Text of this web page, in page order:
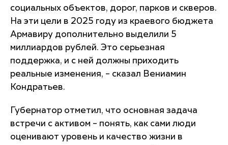
социальных объектов, дорог, парков и скверов.
На эти цели в 2025 году из краевого бюджета
Армавиру дополнительно выделили 5
миллиардов рублей. Это серьезная
поддержка, и с ней должны приходить
реальные изменения, – сказал Вениамин
Кондратьев.
Губернатор отметил, что основная задача
встречи с активом – понять, как сами люди
оценивают уровень и качество жизни в